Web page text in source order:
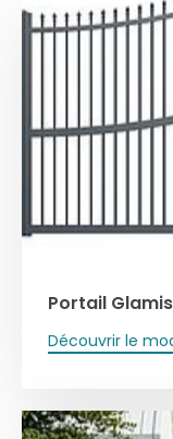
Portail Glamis
Découvrir le